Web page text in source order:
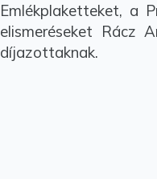
Emlékplaketteket, a
elismeréseket Rácz
díjazottaknak.